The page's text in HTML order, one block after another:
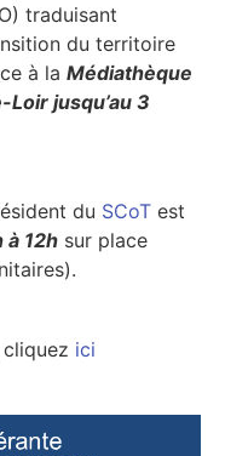
traduisant
du territoire
à la Médiathèque
jusqu’au 3
du SCoT est
à 12h sur place
ici